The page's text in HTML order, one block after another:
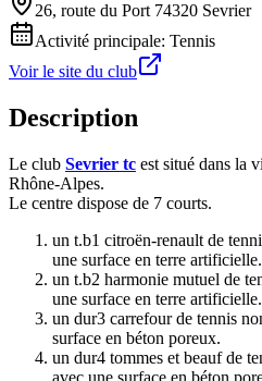
26, route du Port 74320 Sevrier
Activité principale: Tennis
Voir le site du club
Description
Le club Sevrier tc est situé dans la
Rhône-Alpes.
Le centre dispose de 7 courts.
un t.b1 citroën-renault de
une surface en terre artificielle.
un t.b2 harmonie mutuel de
une surface en terre artificielle.
un dur3 carrefour de tennis
surface en béton poreux.
un dur4 tommes et beauf de
avec une surface en béton